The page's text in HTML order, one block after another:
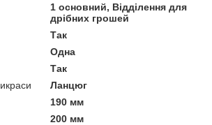
1 основний, Відділення для
дрібних грошей
Так
Одна
Так
Ланцюг
190 мм
200 мм